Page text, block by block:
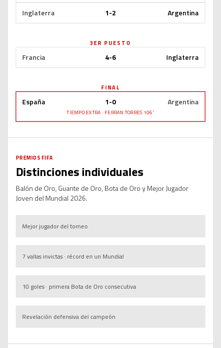
Inglaterra
1-2 Argentina
3ER PUESTO
Francia 4-6 Inglaterra
FINAL
España 1-0 Argentina
TIEMPO EXTRA · FERRAN TORRES 106'
PREMIOS FIFA
Distinciones individuales
Balón de Oro, Guante de Oro, Bota de Oro y Mejor Jugador
Joven del Mundial 2026.
BALÓN DE ORO
Rodri
Mejor jugador del torneo
GUANTE DE ORO
Unai Simón
España
7 vallas invictas · récord en un Mundial
BOTA DE ORO
Kylian Mbappé
Francia
10 goles · primera Bota de Oro consecutiva
MEJOR JUGADOR JOVEN
Pau Cubarsí
España
Revelación defensiva del campeón